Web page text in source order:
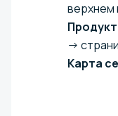
→
Карта